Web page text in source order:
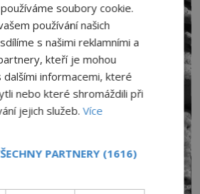
soubory cookie.
používání našich
s našimi reklamními a
kteří je mohou
dalšími informacemi, které
nebo které shromáždili při
jejich služeb.Více
PARTNERY (1616)